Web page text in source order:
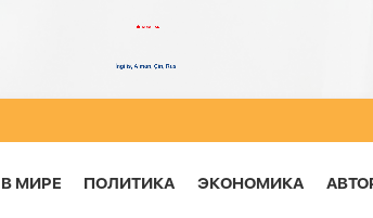
В МИРЕ ПОЛИТИКА ЭКОНОМИКА